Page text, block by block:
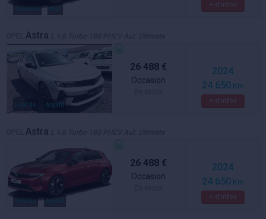
Essence
+ d'infos
Astra
Hybride Argent
26 488 €
Occasion
2024
24 650Km
+ d'infos
Astra
Hybride Argent
26 488 €
Occasion
2024
24 650Km
+ d'infos